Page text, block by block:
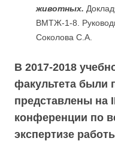
животных.
ВМТЖ-1-8.
Соколова С.А.
В 2017-2018
факультета были
представлены на
конференции по
экспертизе